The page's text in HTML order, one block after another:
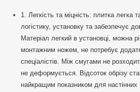
1. Легкість та міцність: плитка легка
логістику, установку та забезпечує
Матеріал легкий в установці, можна
монтажним ножем, не потребує
спеціалістів. Між смугами не
не деформується. Відсоток обрізу
найкращим показником для настінних